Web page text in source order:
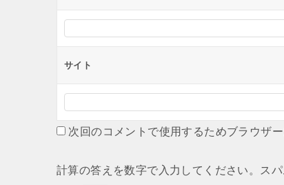
サイト
次回のコメントで使用するためブラウザ
計算の答えを数字で入力してください。ス